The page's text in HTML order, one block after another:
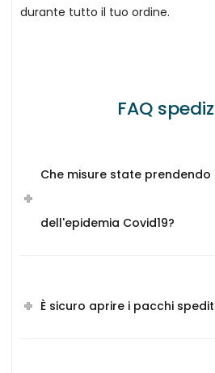
durante tutto il tuo ordine.
FAQ
Che misure state
dell'epidemia Covid19?
È sicuro aprire i pacchi